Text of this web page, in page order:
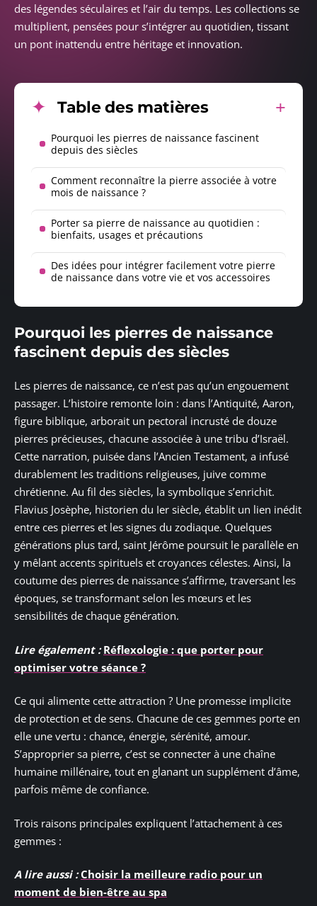
des légendes séculaires et l’air du temps. Les collections se
multiplient, pensées pour s’intégrer au quotidien, tissant
un pont inattendu entre héritage et innovation.
Table des matières
Pourquoi les pierres de naissance fascinent
depuis des siècles
Comment reconnaître la pierre associée à votre
mois de naissance ?
Porter sa pierre de naissance au quotidien :
bienfaits, usages et précautions
Des idées pour intégrer facilement votre pierre
de naissance dans votre vie et vos accessoires
Pourquoi les pierres de naissance
fascinent depuis des siècles
Les pierres de naissance, ce n’est pas qu’un engouement
passager. L’histoire remonte loin : dans l’Antiquité, Aaron,
figure biblique, arborait un pectoral incrusté de douze
pierres précieuses, chacune associée à une tribu d’Israël.
Cette narration, puisée dans l’Ancien Testament, a infusé
durablement les traditions religieuses, juive comme
chrétienne. Au fil des siècles, la symbolique s’enrichit.
Flavius Josèphe, historien du Ier siècle, établit un lien inédit
entre ces pierres et les signes du zodiaque. Quelques
générations plus tard, saint Jérôme poursuit le parallèle en
y mêlant accents spirituels et croyances célestes. Ainsi, la
coutume des pierres de naissance s’affirme, traversant les
époques, se transformant selon les mœurs et les
sensibilités de chaque génération.
Lire également : Réflexologie : que porter pour
optimiser votre séance ?
Ce qui alimente cette attraction ? Une promesse implicite
de protection et de sens. Chacune de ces gemmes porte en
elle une vertu : chance, énergie, sérénité, amour.
S’approprier sa pierre, c’est se connecter à une chaîne
humaine millénaire, tout en glanant un supplément d’âme,
parfois même de confiance.
Trois raisons principales expliquent l’attachement à ces
gemmes :
A lire aussi : Choisir la meilleure radio pour un
moment de bien-être au spa